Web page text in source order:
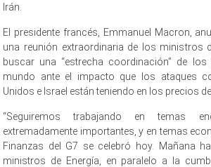
Irán.
El presidente francés, Emmanuel Macron,
una reunión extraordinaria de los ministros
buscar una “estrecha coordinación” de
mundo ante el impacto que los ataques
Unidos e Israel están teniendo en los precios
“Seguiremos trabajando en temas
extremadamente importantes, y en temas
Finanzas del G7 se celebró hoy. Mañana
ministros de Energía, en paralelo a la